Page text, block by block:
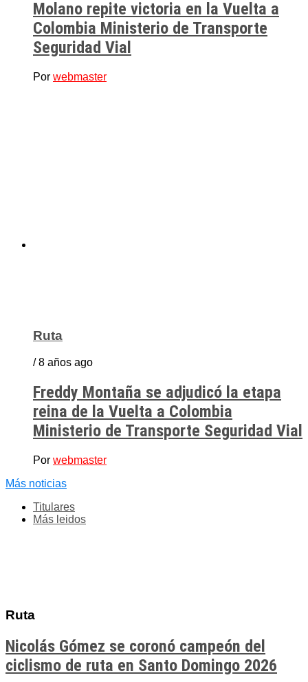
Molano repite victoria en la Vuelta a
Colombia Ministerio de Transporte
Seguridad Vial
Por webmaster
Ruta
/ 8 años ago
Freddy Montaña se adjudicó la etapa
reina de la Vuelta a Colombia
Ministerio de Transporte Seguridad Vial
Por webmaster
Más noticias
Titulares
Más leidos
Ruta
Nicolás Gómez se coronó campeón del
ciclismo de ruta en Santo Domingo 2026